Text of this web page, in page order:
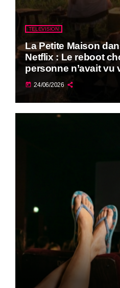
TELEVISION
La Petite Maison
Netflix : Le reboot
personne n’avait vu
today 24/06/2026